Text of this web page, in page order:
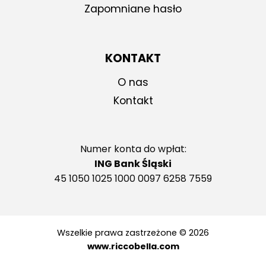
Zapomniane hasło
KONTAKT
O nas
Kontakt
Numer konta do wpłat:
ING Bank Śląski
45 1050 1025 1000 0097 6258 7559
Wszelkie prawa zastrzeżone © 2026
www.riccobella.com